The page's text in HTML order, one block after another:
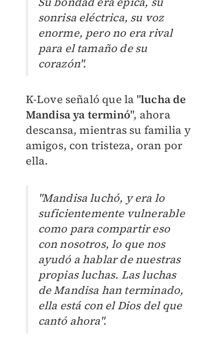
sonrisa eléctrica, su voz
enorme, pero no era rival
para el tamaño de su
corazón".
K-Love señaló que la "lucha de
Mandisa ya terminó", ahora
descansa, mientras su familia y
amigos, con tristeza, oran por
ella.
"Mandisa luchó, y era lo
suficientemente vulnerable
como para compartir eso
con nosotros, lo que nos
ayudó a hablar de nuestras
propias luchas. Las luchas
de Mandisa han terminado,
ella está con el Dios del que
cantó ahora".